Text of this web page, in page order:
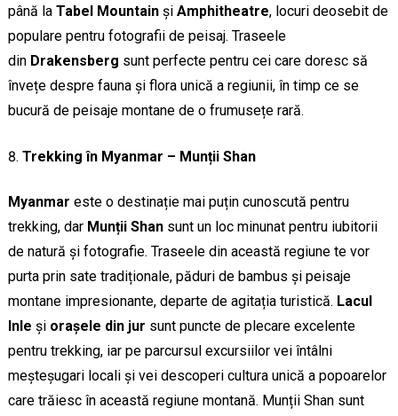
până la Tabel Mountainși Amphitheatre, locuri deosebit de
populare pentru fotografii de peisaj. Traseele
din Drakensberg sunt perfecte pentru cei care doresc să
învețe despre fauna și flora unică a regiunii, în timp ce se
bucură de peisaje montane de o frumusețe rară.
Trekking în Myanmar – Munții Shan
Myanmar este o destinație mai puțin cunoscută pentru
trekking, dar Munții Shansunt un loc minunat pentru iubitorii
de natură și fotografie. Traseele din această regiune te vor
purta prin sate tradiționale, păduri de bambus și peisaje
montane impresionante, departe de agitația turistică. Lacul
Inle și orașele din jur sunt puncte de plecare excelente
pentru trekking, iar pe parcursul excursiilor vei întâlni
meșteșugari locali și vei descoperi cultura unică a popoarelor
care trăiesc în această regiune montană. Munții Shan sunt